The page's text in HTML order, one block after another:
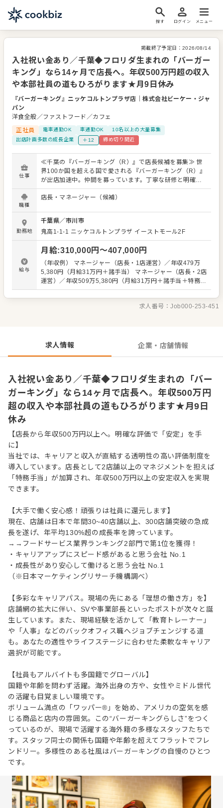
探す ログイン メニュー
掲載終了予定日： 2026/08/14
入社祝い金あり／千葉◆フロリダ生まれの「バーガー
キング」なら14ヶ月で店長へ。年収500万円超の収入
や本部社員の道もひろがります★月9日休み
『バーガーキング』ニッケコルトンプラザ店 ｜株式会社ビーケー・ジャ
パン
洋食全般／ファストフード／カフェ
正社員
電車通勤OK 車通勤OK
10名以上の大量募集
出店計画多数の成長企業
＋12 締め切り間近
仕事
≪千葉の『バーガーキング（R）』で店長候補を募集≫ 世
界100か国を超える国で愛される『バーガーキング（R）』
が出店加速中。仲間を募っています。丁寧な研修と明確な
評価・昇進・昇格制度があり、 「マネジメントって自信が
ないな…」「経験なくて大丈夫かな」 という方も、研修後
ポートの中、業務を運営しています。 というのも当社では
マニュアルをきちんと整備。 「前の店長はこうしていた」
「SVのBさんはこう言っていた」 などがないよう、正しい
知識がスタッフ全員に等しく伝わるように努めています。
安心してキャリアアップをめざせる環境です。 またスタッ
フの前職も様々で、飲食業界はもちろん、元劇団員という
人も。 「色んな世代、前職の人がいて面白い」 「頑張った
分の評価が見えるのがいい」 「ガツガツ売り上げるという
らってこそ…というスタンスがいい」という声がありま
職種
店長・マネージャー（候補）
勤務地
千葉県／市川市
鬼高1-1-1 ニッケコルトンプラザ イーストモール2F
給与
月給:310,000円〜407,000円
（年収例） マネージャー（店長・1店運営）／年収479万
5,380円（月給31万円＋諸手当） マネージャー（店長・2店
運営）／年収509万5,380円（月給31万円＋諸手当＋特務手
当） シニアマネージャー（1店運営）／年収541万4,040円
（月給35万円＋諸手当） シニアマネージャー（2店運営）
／年収571万4,040円（月給35万円＋諸手当＋特務手当）
し） ※固定残業代30時間分（55,230円～）を含む。超過分
求人番号：Job000-253-451
求人情報 企業・店舗情報
入社祝い金あり／千葉◆フロリダ生まれの「バー
ガーキング」なら14ヶ月で店長へ。年収500万円
超の収入や本部社員の道もひろがります★月9日
休み
【店長から年収500万円以上へ。明確な評価で「安定」を手
に】
当社では、キャリアと収入が直結する透明性の高い評価制度を
導入しています。店長として2店舗以上のマネジメントを担えば
「特務手当」が加算され、年収500万円以上の安定収入を実現
できます。
【大手で働く安心感！頑張りは社員に還元します】
現在、店舗は日本で年間30~40店舗以上、300店舗突破の急成
⻑を遂げ、年平均130%超の成⻑率を誇っています。
→→フードサービス業界ランキング2部門で第1位を獲得！
・キャリアアップにスピード感があると思う会社 No.1
・成長性があり安心して働けると思う会社 No.1
（※日本マーケティングリサーチ機構調べ）
【多彩なキャリアパス。現場の先にある「理想の働き方」を】
店舗網の拡大に伴い、SVや事業部長といったポストが次々と誕
生しています。また、現場経験を活かして「教育トレーナー」
や「人事」などのバックオフィス職へジョブチェンジする道
も。あなたの適性やライフステージに合わせた柔軟なキャリア
選択が可能です。
【社員もアルバイトも多国籍でグローバル】
国籍や年齢を問わず活躍。海外出身の方や、女性やミドル世代
の活躍も目覚ましい環境です。
ボリューム満点の「ワッパー®」を始め、アメリカの空気を感
じる商品と店内の雰囲気。この“バーガーキングらしさ”をつく
っているのが、現場で活躍する海外籍の多様なスタッフたちで
す。スタッフ同士の関係も国籍や年齢を超えてフラットでフレ
ンドリー。多様性のある社風はバーガーキングの自慢のひとつ
です。